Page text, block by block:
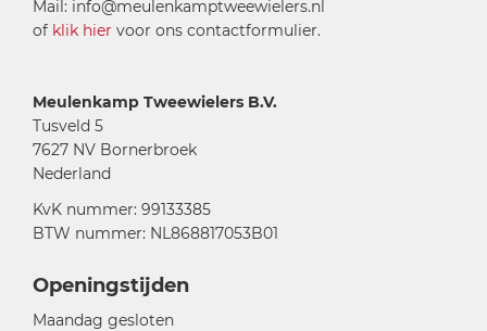
Mail: info@meulenkamptweewielers.nl
of klik hier voor ons contactformulier.
Meulenkamp Tweewielers B.V.
Tusveld 5
7627 NV Bornerbroek
Nederland
KvK nummer: 99133385
BTW nummer: NL868817053B01
Openingstijden
Maandag gesloten